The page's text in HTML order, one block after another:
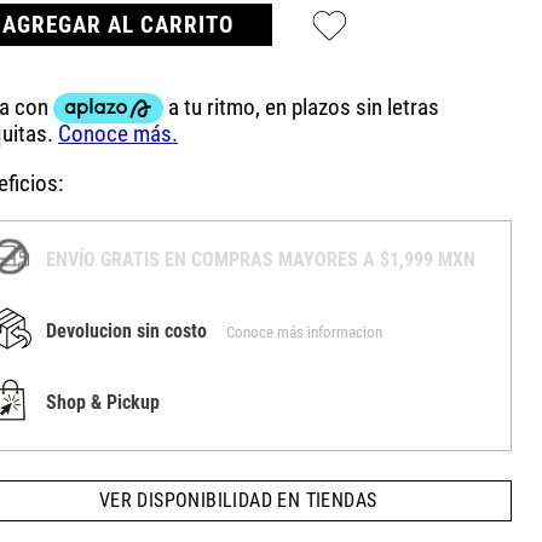
AGREGAR AL CARRITO
ENVÍO GRATIS EN COMPRAS MAYORES A $1,999 MXN
Devolucion sin costo Conoce más informacion
Shop & Pickup
VER DISPONIBILIDAD EN TIENDAS